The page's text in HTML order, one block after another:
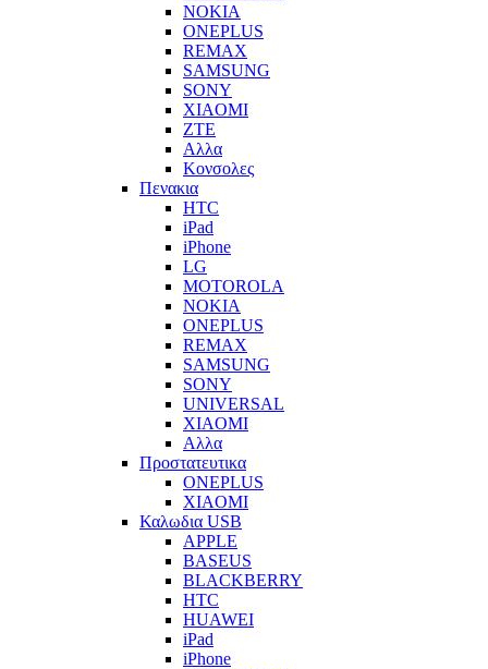
NOKIA
ONEPLUS
REMAX
SAMSUNG
SONY
XIAOMI
ZTE
Αλλα
Κονσολες
Πενακια
HTC
iPad
iPhone
LG
MOTOROLA
NOKIA
ONEPLUS
REMAX
SAMSUNG
SONY
UNIVERSAL
XIAOMI
Αλλα
Προστατευτικα
ONEPLUS
XIAOMI
Καλωδια USB
APPLE
BASEUS
BLACKBERRY
HTC
HUAWEI
iPad
iPhone